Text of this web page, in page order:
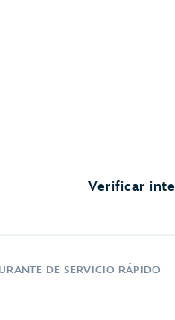
Verificar
DE SERVICIO RÁPIDO